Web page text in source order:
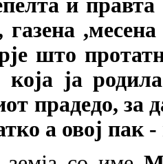
и
газена
што
ја
прадедо, за
а овој пак -